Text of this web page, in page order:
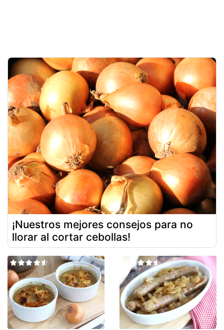
¡Nuestros mejores consejos para no
llorar al cortar cebollas!